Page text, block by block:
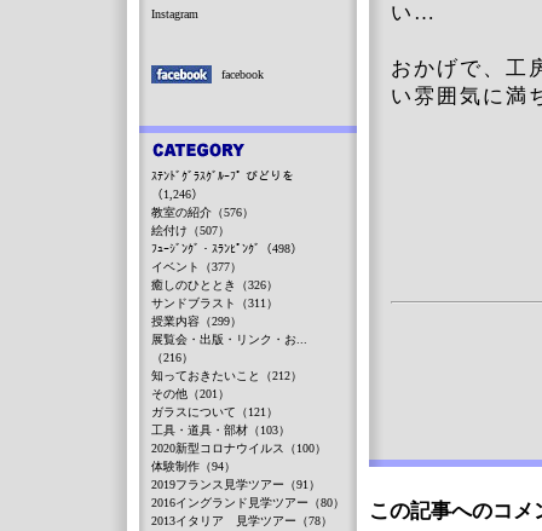
い…
おかげで、工
い雰囲気に
この記事へのコメ
Instagram
facebook
ｽﾃﾝﾄﾞｸﾞﾗｽｸﾞﾙｰﾌﾟ びどりを
（1,246）
教室の紹介（576）
絵付け（507）
ﾌｭｰｼﾞﾝｸﾞ・ｽﾗﾝﾋﾟﾝｸﾞ（498）
イベント（377）
癒しのひととき（326）
サンドブラスト（311）
授業内容（299）
展覧会・出版・リンク・お...
（216）
知っておきたいこと（212）
その他（201）
ガラスについて（121）
工具・道具・部材（103）
2020新型コロナウイルス（100）
体験制作（94）
2019フランス見学ツアー（91）
2016イングランド見学ツアー（80）
2013イタリア 見学ツアー（78）